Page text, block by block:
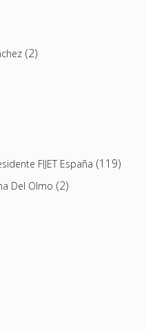
(2)
FIJET España (119)
Del Olmo (2)